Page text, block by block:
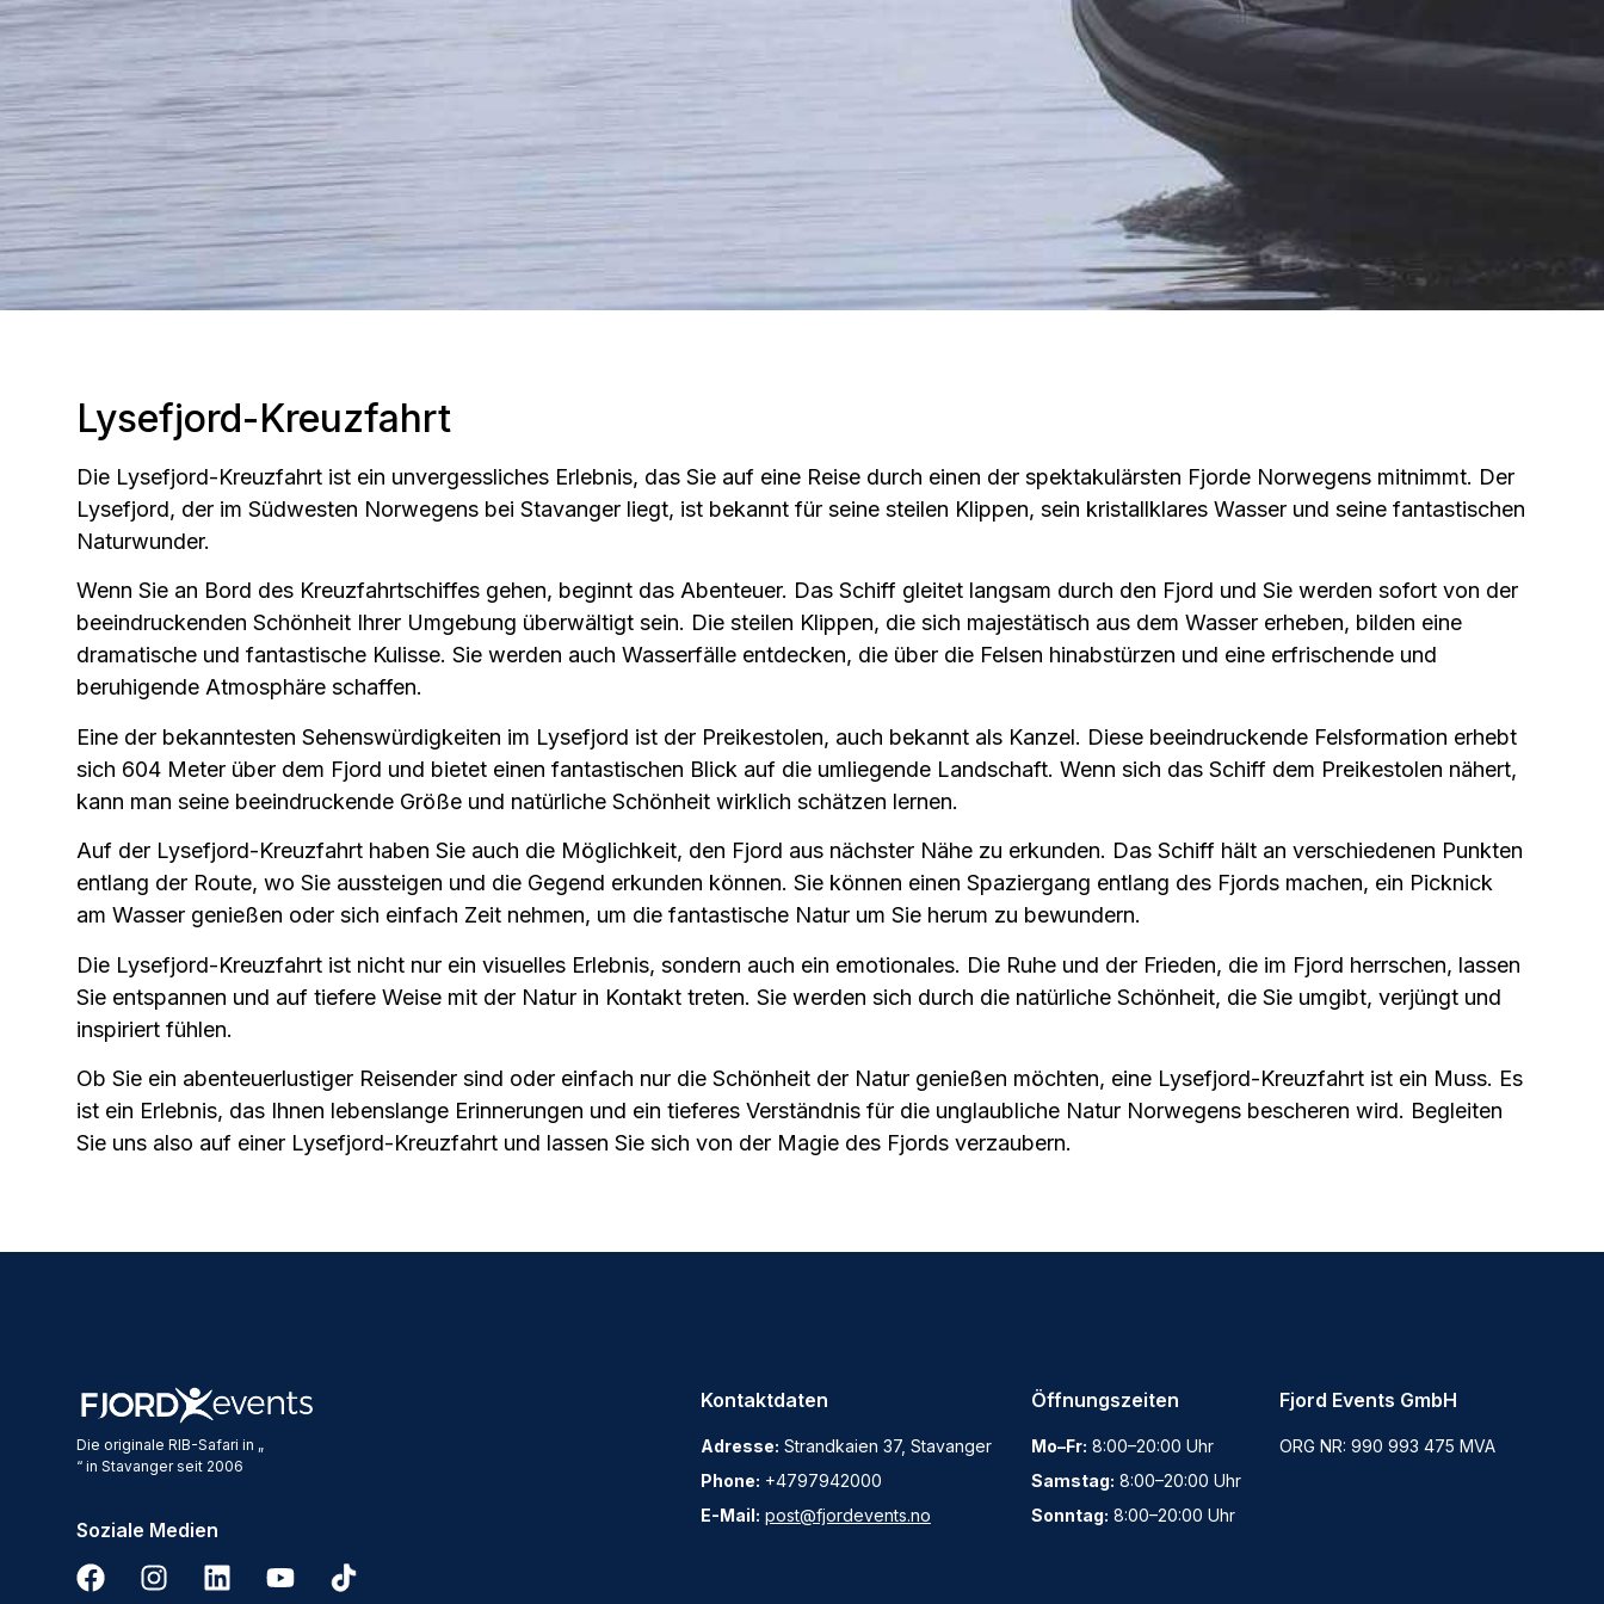
Lysefjord-Kreuzfahrt
Die Lysefjord-Kreuzfahrt ist ein unvergessliches Erlebnis, das Sie auf eine Reise durch einen der spektakulärsten Fjorde Norwegens mitnimmt. Der
Lysefjord, der im Südwesten Norwegens bei Stavanger liegt, ist bekannt für seine steilen Klippen, sein kristallklares Wasser und seine fantastischen
Naturwunder.
Wenn Sie an Bord des Kreuzfahrtschiffes gehen, beginnt das Abenteuer. Das Schiff gleitet langsam durch den Fjord und Sie werden sofort von der
beeindruckenden Schönheit Ihrer Umgebung überwältigt sein. Die steilen Klippen, die sich majestätisch aus dem Wasser erheben, bilden eine
dramatische und fantastische Kulisse. Sie werden auch Wasserfälle entdecken, die über die Felsen hinabstürzen und eine erfrischende und
beruhigende Atmosphäre schaffen.
Eine der bekanntesten Sehenswürdigkeiten im Lysefjord ist der Preikestolen, auch bekannt als Kanzel. Diese beeindruckende Felsformation erhebt
sich 604 Meter über dem Fjord und bietet einen fantastischen Blick auf die umliegende Landschaft. Wenn sich das Schiff dem Preikestolen nähert,
kann man seine beeindruckende Größe und natürliche Schönheit wirklich schätzen lernen.
Auf der Lysefjord-Kreuzfahrt haben Sie auch die Möglichkeit, den Fjord aus nächster Nähe zu erkunden. Das Schiff hält an verschiedenen Punkten
entlang der Route, wo Sie aussteigen und die Gegend erkunden können. Sie können einen Spaziergang entlang des Fjords machen, ein Picknick
am Wasser genießen oder sich einfach Zeit nehmen, um die fantastische Natur um Sie herum zu bewundern.
Die Lysefjord-Kreuzfahrt ist nicht nur ein visuelles Erlebnis, sondern auch ein emotionales. Die Ruhe und der Frieden, die im Fjord herrschen, lassen
Sie entspannen und auf tiefere Weise mit der Natur in Kontakt treten. Sie werden sich durch die natürliche Schönheit, die Sie umgibt, verjüngt und
inspiriert fühlen.
Ob Sie ein abenteuerlustiger Reisender sind oder einfach nur die Schönheit der Natur genießen möchten, eine Lysefjord-Kreuzfahrt ist ein Muss. Es
ist ein Erlebnis, das Ihnen lebenslange Erinnerungen und ein tieferes Verständnis für die unglaubliche Natur Norwegens bescheren wird. Begleiten
Sie uns also auf einer Lysefjord-Kreuzfahrt und lassen Sie sich von der Magie des Fjords verzaubern.
Die originale RIB-Safari in „
“ in Stavanger seit 2006
Soziale Medien
Kontaktdaten
Adresse: Strandkaien 37, Stavanger
Phone: +4797942000
E-Mail: post@fjordevents.no
Öffnungszeiten
Mo–Fr: 8:00–20:00 Uhr
Samstag: 8:00–20:00 Uhr
Sonntag: 8:00–20:00 Uhr
Fjord Events GmbH
ORG NR: 990 993 475 MVA